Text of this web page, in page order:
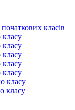
класів
класу
класу
класу
класу
класу
класу
класу